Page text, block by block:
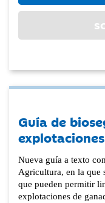
Guía de
Nueva guía a texto
Agricultura, en la que
que pueden permitir
explotaciones de